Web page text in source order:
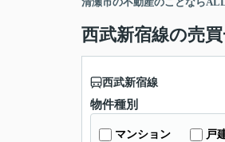
西武新宿線の売
西武新宿線
物件種別
マンション 戸